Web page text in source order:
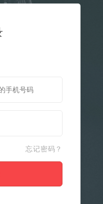
忘记密码？